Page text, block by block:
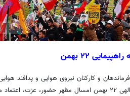
۲۲ بهمن
ملی است.»